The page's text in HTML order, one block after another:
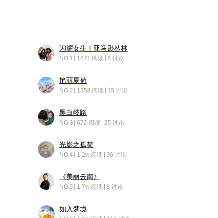
闪耀女生｜亚马逊丛林
NO.1 1671 阅读 8 讨论
艳丽夏荷
NO.2 1358 阅读 15 讨论
黑白歧路
NO.3 672 阅读 25 讨论
光影之孤荷
NO.4 1.2w 阅读 36 讨论
《美丽云南》
NO.5 1.7w 阅读 8 讨论
如入梦境